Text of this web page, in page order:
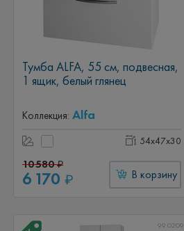
Тумба ALFA, 55 см, подвесная,
1 ящик, белый глянец
Коллекция: Alfa
54x47x30
10 580₽
6 170 ₽ В корзину
99.0209